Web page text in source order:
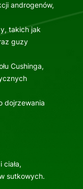
androgenów,
takich jak
guzy
Cushinga,
dojrzewania
ciała,
sutkowych.